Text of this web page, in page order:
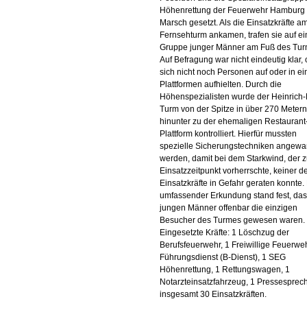
Höhenrettung der Feuerwehr Hamburg
Marsch gesetzt. Als die Einsatzkräfte
Fernsehturm ankamen, trafen sie auf
Gruppe junger Männer am Fuß des
Auf Befragung war nicht eindeutig klar,
sich nicht noch Personen auf oder in
Plattformen aufhielten. Durch die
Höhenspezialisten wurde der
Turm von der Spitze in über 270
hinunter zu der ehemaligen
Plattform kontrolliert. Hierfür mussten
spezielle Sicherungstechniken
werden, damit bei dem Starkwind, der
Einsatzzeitpunkt vorherrschte, keiner
Einsatzkräfte in Gefahr geraten konnte.
umfassender Erkundung stand fest,
jungen Männer offenbar die einzigen
Besucher des Turmes gewesen waren.
Eingesetzte Kräfte: 1 Löschzug der
Berufsfeuerwehr, 1 Freiwillige
Führungsdienst (B-Dienst), 1 SEG
Höhenrettung, 1 Rettungswagen, 1
Notarzteinsatzfahrzeug, 1
insgesamt 30 Einsatzkräften.